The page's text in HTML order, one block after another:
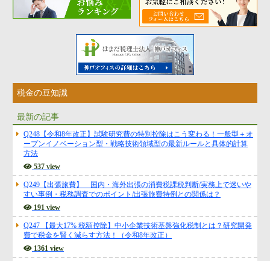
税金の豆知識
最新の記事
Q248【令和8年改正】試験研究費の特別控除はこう変わる！一般型＋オ
ープンイノベーション型・戦略技術領域型の最新ルールと具体的計算
方法
537 view
Q249【出張旅費】 国内・海外出張の消費税課税判断/実務上で迷いや
すい事例・税務調査でのポイント/出張旅費特例との関係は？
191 view
Q247 【最大17% 税額控除】中小企業技術基盤強化税制とは？研究開発
費で税金を賢く減らす方法！（令和8年改正）
1361 view